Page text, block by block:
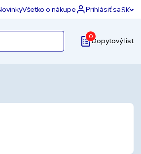
Všetko o nákupe Prihlásiť saSK
0Dopytový list